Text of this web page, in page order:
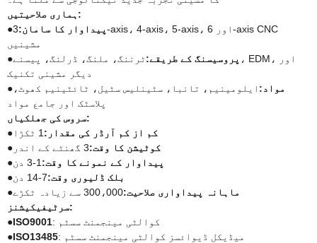
ہماری صلاحیتیں:
● پیداوار کا سامان:3-axis، 4-axis، 5-axis، اور 6-axis CNC
مشینیں
●
پروسیسنگ کے طریقے:ٹرننگ، ملنگ، ڈرلنگ، پیسنے، EDM، اور
دیگر مشینی تکنیک
●
مواد: ایلومینیم، تانبا، سٹینلیس سٹیل، ٹائٹینیم کھوٹ،
پلاسٹک اور جامع مواد
سروس کی جھلکیاں:
●
کم از کم آرڈر کی مقدار: 1 ٹکڑا
●
کوٹیشن کا وقت:3 گھنٹے کے اندر
●
پیداوار کے نمونے کا وقت: 1-3 دن
●
بلک ڈلیوری وقت:7-14 دن
●
ماہانہ پیداواری صلاحیت:300،000 سے زیادہ ٹکڑے
سرٹیفیکیشنز:
●ISO9001
: کوالٹی مینجمنٹ سسٹم
●ISO13485
: میڈیکل ڈیوائسز کوالٹی مینجمنٹ سسٹم